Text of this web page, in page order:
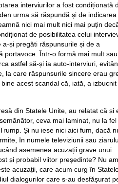
interviurilor a fost condiționată
urma să răspundă și de indicarea
nici mai mult nici mai puțin
de posibilitatea celui
și pregăti răspunsurile și de a
portavoce. Într-o formă mai mult sau
astfel să-și ia auto-interviuri,
la care răspunsurile sincere erau
acest scandal că, iată, a izbucnit
din Statele Unite, au relatat că și
ceva mai laminat, nu la fel
Și nu iese nici aici fum, dacă
în numele televiziunii sau
asemenea acuzații grave unui
și probabil viitor președinte? Nu am
acuzații, care acum curg în
dialogurilor care s-au desfășurat